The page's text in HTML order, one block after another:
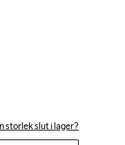
storlek slut i lager?